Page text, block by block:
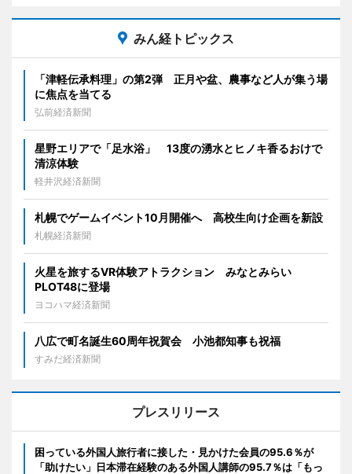
みん経トピックス
「津軽伝承料理」の第2弾 正月や盆、農事など人が集う場
に焦点を当てる
弘前経済新聞
星野エリアで「足水浴」 13度の湧水とヒノキ香るおけで
清涼体験
軽井沢経済新聞
札幌でゲームイベント10月開催へ 高校生向け企画を新設
札幌経済新聞
火星を旅するVR体験アトラクション みなとみらい
PLOT48に登場
ヨコハマ経済新聞
八広で町名誕生60周年祝賀会 小池都知事も祝福
すみだ経済新聞
プレスリリース
困っている外国人旅行者に接した・見かけた会員の95.6％が
「助けたい」日本滞在経験のある外国人講師の95.7％は「もっ